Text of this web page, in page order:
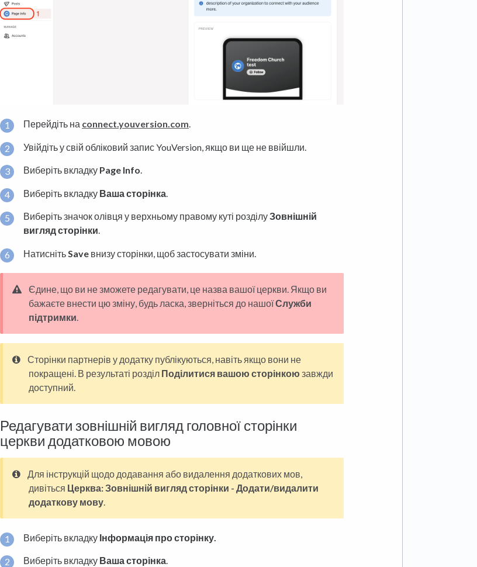
Перейдіть на connect.youversion.com.
Увійдіть у свій обліковий запис YouVersion, якщо ви ще не ввійшли.
Виберіть вкладку Page Info.
Виберіть вкладку Ваша сторінка.
Виберіть значок олівця у верхньому правому куті розділуЗовнішній
вигляд сторінки.
НатиснітьSave внизу сторінки, щоб застосувати зміни.
Єдине, що ви не зможете редагувати, це назва вашої церкви. Якщо ви
бажаєте внести цю зміну, будь ласка, зверніться до нашоїСлужби
підтримки
Сторінки партнерів у додатку публікуються, навіть якщо вони не
покращені. В результаті розділ Поділитися вашою сторінкою завжди
доступний.
Редагувати зовнішній вигляд головної сторінки
церкви додатковою мовою
Для інструкцій щодо додавання або видалення додаткових мов,
дивіться Церква: Зовнішній вигляд сторінки - Додати/видалити
додаткову мову
Виберіть вкладку Інформація про сторінку
Виберіть вкладку Ваша сторінка.